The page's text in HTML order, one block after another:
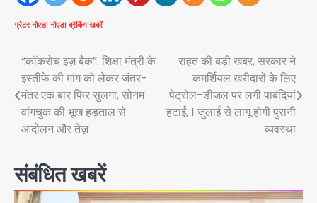
ग्रेटर नोएडा नोएडा ब्रेकिंग खबरें
Post
navigation
“कॉकरोच इज़ बैक”: शिक्षा मंत्री के
इस्तीफे की मांग को लेकर जंतर-
मंतर एक बार फिर सुलगा, सोनम
वांगचुक की भूख हड़ताल से
आंदोलन और तेज़
राहत की बड़ी खबर, सरकार ने
कमर्शियल खरीदारों के लिए
पेट्रोल-डीजल पर लगी पाबंदियां
हटाईं, 1 जुलाई से लागू होगी पुरानी
व्यवस्था
संबंधित खबरें